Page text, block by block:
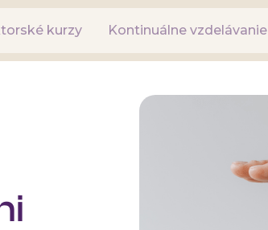
kurzy Kontinuálne vzdelávanie